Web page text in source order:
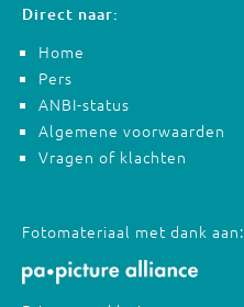
Direct naar:
Home
Pers
ANBI-status
Algemene voorwaarden
Vragen of klachten
Fotomateriaal met dank aan: